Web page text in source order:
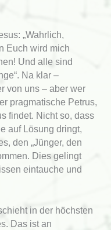
„Wahrlich,
Euch wird mich
Und alle sind
Na klar –
von uns – aber wer
pragmatische Petrus,
findet. Nicht so, dass
auf Lösung dringt,
den „Jünger, den
Dies gelingt
eintauche und
in der höchsten
Das ist an